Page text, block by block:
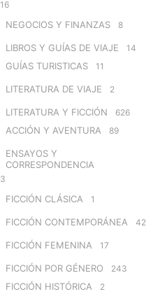
16
NEGOCIOS Y FINANZAS 8
LIBROS Y GUÍAS DE VIAJE 14
GUÍAS TURISTICAS 11
LITERATURA DE VIAJE 2
LITERATURA Y FICCIÓN 626
ACCIÓN Y AVENTURA 89
ENSAYOS Y
CORRESPONDENCIA
3
FICCIÓN CLÁSICA 1
FICCIÓN CONTEMPORÁNEA 42
FICCIÓN FEMENINA 17
FICCIÓN POR GÉNERO 243
FICCIÓN HISTÓRICA 2